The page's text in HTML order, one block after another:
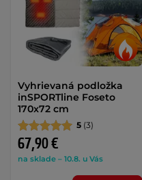
Vyhrievaná podložka
inSPORTline Foseto
170x72 cm
5 (3)
67,90 €
na sklade – 10.8. u Vás